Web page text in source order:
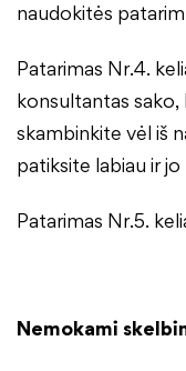
naudokitės
Patarimas Nr.4.
konsultantas sako,
skambinkite vėl iš
patiksite labiau ir
Patarimas Nr.5.
Nemokami